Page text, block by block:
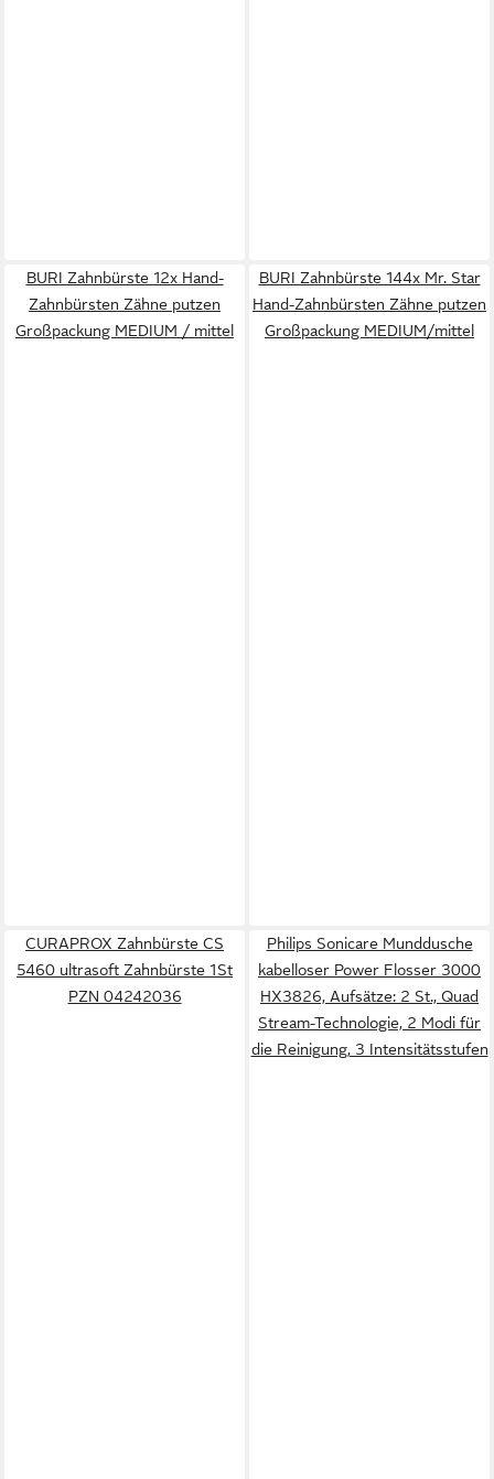
BURI Zahnbürste 12x Hand-
Zahnbürsten Zähne putzen
Großpackung MEDIUM / mittel
BURI Zahnbürste 144x Mr. Star
Hand-Zahnbürsten Zähne putzen
Großpackung MEDIUM/mittel
CURAPROX Zahnbürste CS
5460 ultrasoft Zahnbürste 1St
PZN 04242036
Philips Sonicare Munddusche
kabelloser Power Flosser 3000
HX3826, Aufsätze: 2 St., Quad
Stream-Technologie, 2 Modi für
die Reinigung, 3 Intensitätsstufen